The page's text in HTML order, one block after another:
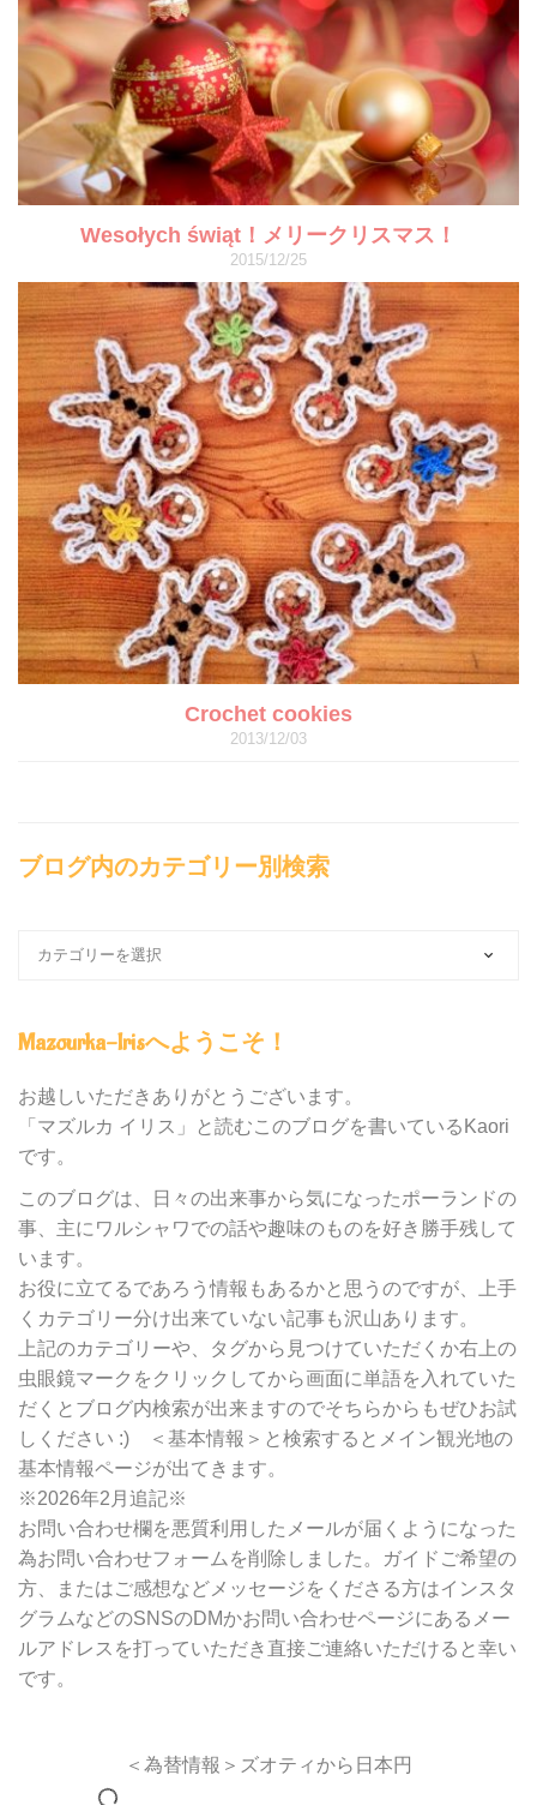
Wesołych świąt！メリークリスマス！
2015/12/25
Crochet cookies
2013/12/03
ブログ内のカテゴリー別検索
の
テ
ゴ
ー
別
検
索
Mazourka-Irisへようこそ！
お越しいただきありがとうございます。
「マズルカ イリス」と読むこのブログを書いているKaori
です。
このブログは、日々の出来事から気になったポーランドの
事、主にワルシャワでの話や趣味のものを好き勝手残して
います。
お役に立てるであろう情報もあるかと思うのですが、上手
くカテゴリー分け出来ていない記事も沢山あります。
上記のカテゴリーや、タグから見つけていただくか右上の
虫眼鏡マークをクリックしてから画面に単語を入れていた
だくとブログ内検索が出来ますのでそちらからもぜひお試
しください :) ＜基本情報＞と検索するとメイン観光地の
基本情報ページが出てきます。
※2026年2月追記※
お問い合わせ欄を悪質利用したメールが届くようになった
為お問い合わせフォームを削除しました。ガイドご希望の
方、またはご感想などメッセージをくださる方はインスタ
グラムなどのSNSのDMかお問い合わせページにあるメー
ルアドレスを打っていただき直接ご連絡いただけると幸い
です。
＜為替情報＞ズオティから日本円